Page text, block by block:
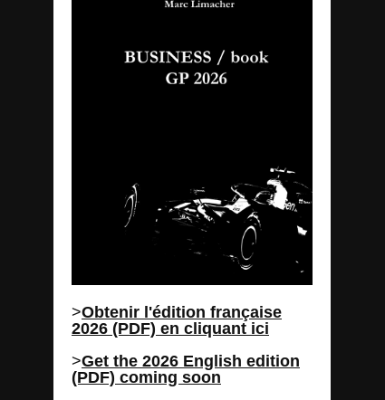
>Obtenir l'édition française
2026 (PDF) en cliquant ici
>Get the 2026 English edition
(PDF) coming soon